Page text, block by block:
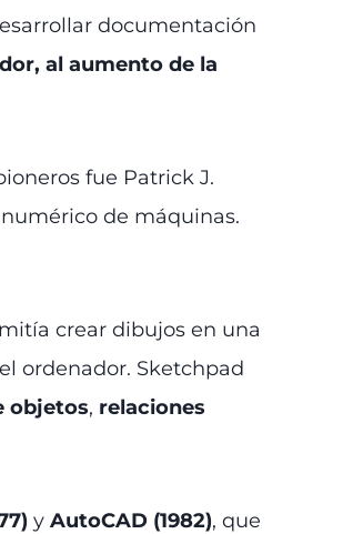
documentación
al aumento de la
fue Patrick J.
de máquinas.
crear dibujos en una
ordenador. Sketchpad
objetos, relaciones
y AutoCAD (1982), que